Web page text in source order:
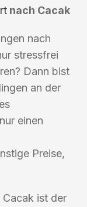
nach Cacak
nach
stressfrei
Dann bist
an der
einen
Preise,
Cacak ist der